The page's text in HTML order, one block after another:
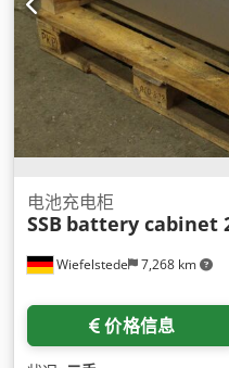
Wiefelstede 7,268 km
电池充电柜
SSB battery cabinet
价格信息